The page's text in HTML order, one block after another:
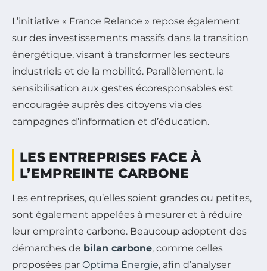
L’initiative « France Relance » repose également
sur des investissements massifs dans la transition
énergétique, visant à transformer les secteurs
industriels et de la mobilité. Parallèlement, la
sensibilisation aux gestes écoresponsables est
encouragée auprès des citoyens via des
campagnes d’information et d’éducation.
LES ENTREPRISES FACE À
L’EMPREINTE CARBONE
Les entreprises, qu’elles soient grandes ou petites,
sont également appelées à mesurer et à réduire
leur empreinte carbone. Beaucoup adoptent des
démarches de bilan carbone, comme celles
proposées par Optima Énergie, afin d’analyser